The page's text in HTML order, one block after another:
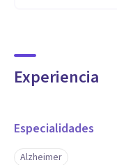
Experiencia
Especialidades
Alzheimer